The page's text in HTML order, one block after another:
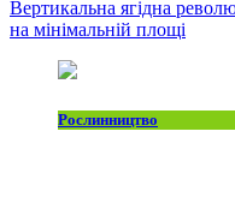
Вертикальна ягідна
на мінімальній площі
Рослинництво